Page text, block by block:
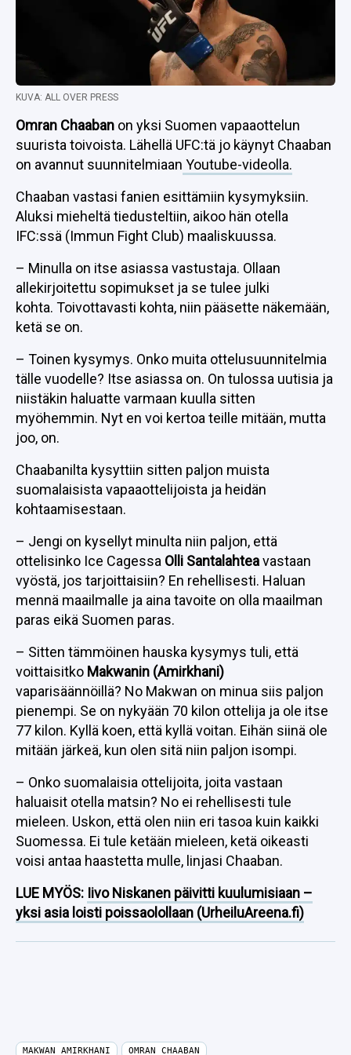
KUVA: ALL OVER PRESS
Omran Chaaban on yksi Suomen vapaaottelun
suurista toivoista. Lähellä UFC:tä jo käynyt Chaaban
on avannut suunnitelmiaan Youtube-videolla.
Chaaban vastasi fanien esittämiin kysymyksiin.
Aluksi mieheltä tiedusteltiin, aikoo hän otella
IFC:ssä (Immun Fight Club) maaliskuussa.
– Minulla on itse asiassa vastustaja. Ollaan
allekirjoitettu sopimukset ja se tulee julki
kohta. Toivottavasti kohta, niin pääsette näkemään,
ketä se on.
– Toinen kysymys. Onko muita ottelusuunnitelmia
tälle vuodelle? Itse asiassa on. On tulossa uutisia ja
niistäkin haluatte varmaan kuulla sitten
myöhemmin. Nyt en voi kertoa teille mitään, mutta
joo, on.
Chaabanilta kysyttiin sitten paljon muista
suomalaisista vapaaottelijoista ja heidän
kohtaamisestaan.
– Jengi on kysellyt minulta niin paljon, että
ottelisinko Ice Cagessa Olli Santalahteavastaan
vyöstä, jos tarjoittaisiin? En rehellisesti. Haluan
mennä maailmalle ja aina tavoite on olla maailman
paras eikä Suomen paras.
– Sitten tämmöinen hauska kysymys tuli, että
voittaisitko Makwanin (Amirkhani)
vaparisäännöillä? No Makwan on minua siis paljon
pienempi. Se on nykyään 70 kilon ottelija ja ole itse
77 kilon. Kyllä koen, että kyllä voitan. Eihän siinä ole
mitään järkeä, kun olen sitä niin paljon isompi.
– Onko suomalaisia ottelijoita, joita vastaan
haluaisit otella matsin? No ei rehellisesti tule
mieleen. Uskon, että olen niin eri tasoa kuin kaikki
Suomessa. Ei tule ketään mieleen, ketä oikeasti
voisi antaa haastetta mulle, linjasi Chaaban.
LUE MYÖS: Iivo Niskanen päivitti kuulumisiaan –
yksi asia loisti poissaolollaan (UrheiluAreena.fi)
MAKWAN AMIRKHANI OMRAN CHAABAN